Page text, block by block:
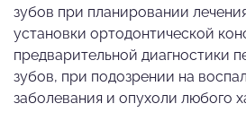
зубов при планировании
установки ортодонтической
предварительной диагностики
зубов, при подозрении на
заболевания и опухоли любого